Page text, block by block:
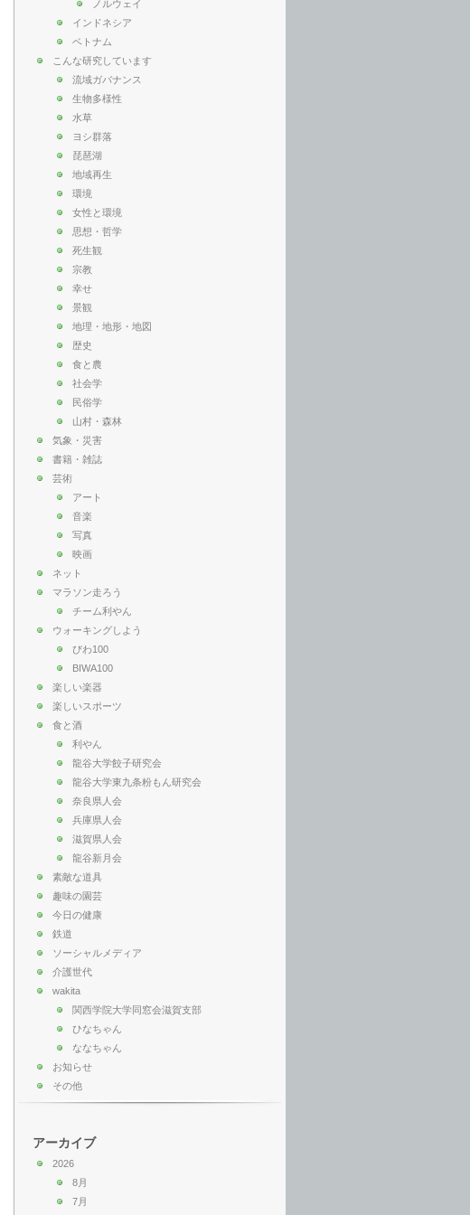
ノルウェイ
インドネシア
ベトナム
こんな研究しています
流域ガバナンス
生物多様性
水草
ヨシ群落
琵琶湖
地域再生
環境
女性と環境
思想・哲学
死生観
宗教
幸せ
景観
地理・地形・地図
歴史
食と農
社会学
民俗学
山村・森林
気象・災害
書籍・雑誌
芸術
アート
音楽
写真
映画
ネット
マラソン走ろう
チーム利やん
ウォーキングしよう
びわ100
BIWA100
楽しい楽器
楽しいスポーツ
食と酒
利やん
龍谷大学餃子研究会
龍谷大学東九条粉もん研究会
奈良県人会
兵庫県人会
滋賀県人会
龍谷新月会
素敵な道具
趣味の園芸
今日の健康
鉄道
ソーシャルメディア
介護世代
wakita
関西学院大学同窓会滋賀支部
ひなちゃん
ななちゃん
お知らせ
その他
アーカイブ
2026
8月
7月